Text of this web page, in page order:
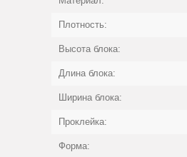
Плотность:
Высота блока:
Длина блока:
Ширина блока:
Проклейка:
Форма: